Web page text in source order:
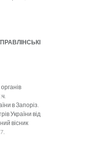
в Запоріз.
України від
вісник